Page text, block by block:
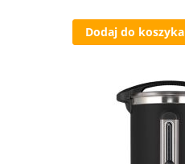
Dodaj do koszyka